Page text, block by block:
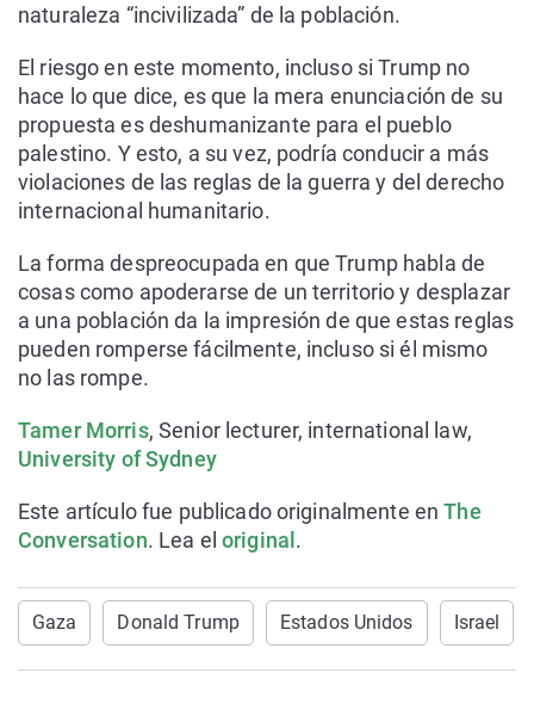
naturaleza “incivilizada” de la población.
El riesgo en este momento, incluso si Trump no
hace lo que dice, es que la mera enunciación de su
propuesta es deshumanizante para el pueblo
palestino. Y esto, a su vez, podría conducir a más
violaciones de las reglas de la guerra y del derecho
internacional humanitario.
La forma despreocupada en que Trump habla de
cosas como apoderarse de un territorio y desplazar
a una población da la impresión de que estas reglas
pueden romperse fácilmente, incluso si él mismo
no las rompe.
Tamer Morris, Senior lecturer, international law,
University of Sydney
Este artículo fue publicado originalmente enThe
Conversation. Lea el original .
Gaza Donald Trump Estados Unidos Israel